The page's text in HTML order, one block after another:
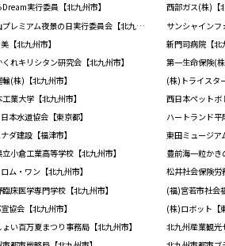
Dream実行委員【北九州市】 西部ガス(株)【
皿倉山プレミアム夜景の日実行委員会【北九州市】 サンシャインフ
【北九州市】 新門司病院【北
れキリシタン研究会【北九州市】 第一生命保険(株
(株)【北九州市】 (株)トライスタ
業大学【北九州市】
本水道協会【東京都】 ハートランド平
ダ建設【福津市】 東田ミュージア
小倉工業高等学校【北九州市】
ム・ワン【北九州市】 松井社会保険労
床医学専門学校【北九州市】 (福)宮若市社会
協会【北九州市】 (株)ロボット【
い百万夏まつり事務局【北九州市】